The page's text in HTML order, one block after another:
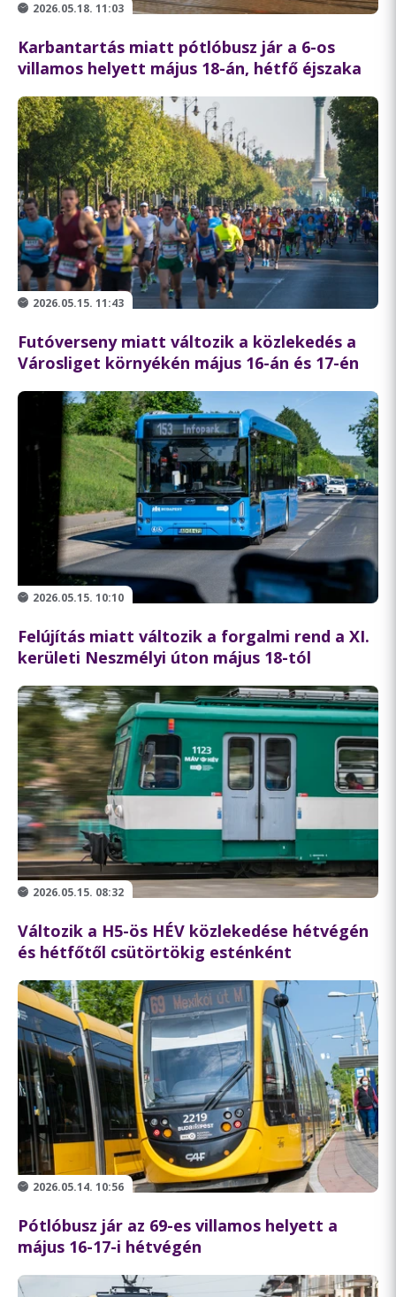
2026.05.18. 11:03
Karbantartás miatt pótlóbusz jár a 6-os
villamos helyett május 18-án, hétfő éjszaka
2026.05.15. 11:43
Futóverseny miatt változik a közlekedés a
Városliget környékén május 16-án és 17-én
2026.05.15. 10:10
Felújítás miatt változik a forgalmi rend a XI.
kerületi Neszmélyi úton május 18-tól
2026.05.15. 08:32
Változik a H5-ös HÉV közlekedése hétvégén
és hétfőtől csütörtökig esténként
2026.05.14. 10:56
Pótlóbusz jár az 69-es villamos helyett a
május 16-17-i hétvégén